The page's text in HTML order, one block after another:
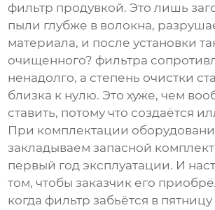
фильтр продувкой. Это лишь
пыли глубже в волокна,
материала, и после установки
очищенного? фильтра
ненадолго, а степень очистки
близка к нулю. Это хуже, чем
ставить, потому что создаётся
При комплектации
закладываем запасной
первый год эксплуатации. И
том, чтобы заказчик его
когда фильтр забьётся в